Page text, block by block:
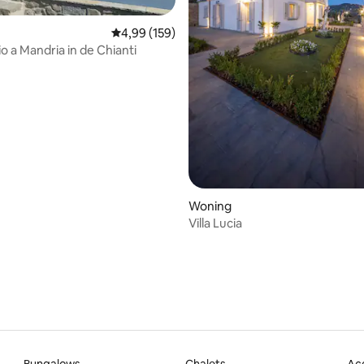
van 4,99 op 5, 80 recensies
Gemiddelde beoordeling van 4,99 op 5, 159
4,99 (159)
a Mandria in de Chianti
Woning
Villa Lucia